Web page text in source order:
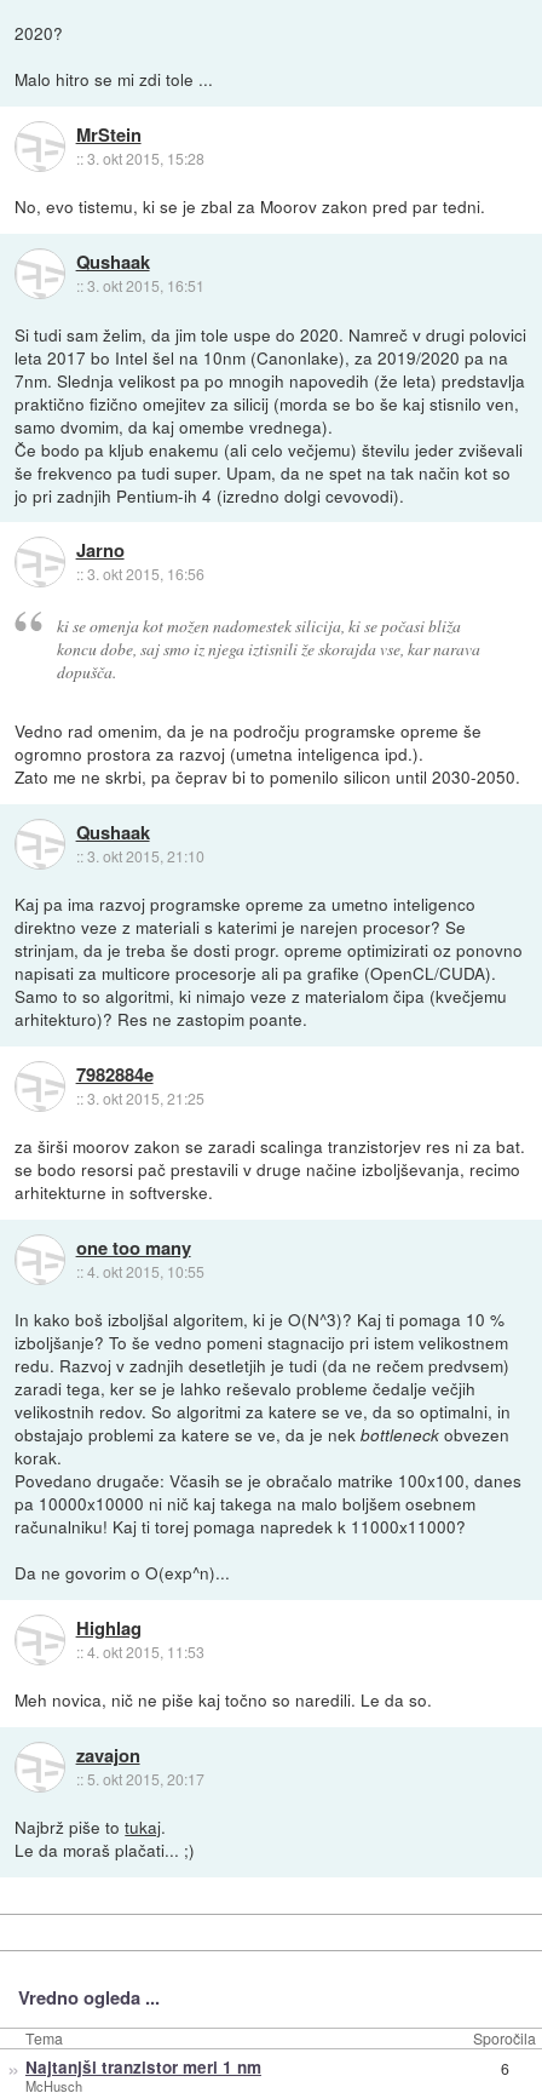
2020?
Malo hitro se mi zdi tole ...
MrStein
::3. okt 2015, 15:28
No, evo tistemu, ki se je zbal za Moorov zakon pred par tedni.
Qushaak
::3. okt 2015, 16:51
Si tudi sam želim, da jim tole uspe do 2020. Namreč v drugi polovici
leta 2017 bo Intel šel na 10nm (Canonlake), za 2019/2020 pa na
7nm. Slednja velikost pa po mnogih napovedih (že leta) predstavlja
praktično fizično omejitev za silicij (morda se bo še kaj stisnilo ven,
samo dvomim, da kaj omembe vrednega).
Če bodo pa kljub enakemu (ali celo večjemu) številu jeder zviševali
še frekvenco pa tudi super. Upam, da ne spet na tak način kot so
jo pri zadnjih Pentium-ih 4 (izredno dolgi cevovodi).
Jarno
::3. okt 2015, 16:56
ki se omenja kot možen nadomestek silicija, ki se počasi bliža
koncu dobe, saj smo iz njega iztisnili že skorajda vse, kar narava
dopušča.
Vedno rad omenim, da je na področju programske opreme še
ogromno prostora za razvoj (umetna inteligenca ipd.).
Zato me ne skrbi, pa čeprav bi to pomenilo silicon until 2030-2050.
Qushaak
::3. okt 2015, 21:10
Kaj pa ima razvoj programske opreme za umetno inteligenco
direktno veze z materiali s katerimi je narejen procesor? Se
strinjam, da je treba še dosti progr. opreme optimizirati oz ponovno
napisati za multicore procesorje ali pa grafike (OpenCL/CUDA).
Samo to so algoritmi, ki nimajo veze z materialom čipa (kvečjemu
arhitekturo)? Res ne zastopim poante.
7982884e
::3. okt 2015, 21:25
za širši moorov zakon se zaradi scalinga tranzistorjev res ni za bat.
se bodo resorsi pač prestavili v druge načine izboljševanja, recimo
arhitekturne in softverske.
one too many
::4. okt 2015, 10:55
In kako boš izboljšal algoritem, ki je O(N^3)? Kaj ti pomaga 10 %
izboljšanje? To še vedno pomeni stagnacijo pri istem velikostnem
redu. Razvoj v zadnjih desetletjih je tudi (da ne rečem predvsem)
zaradi tega, ker se je lahko reševalo probleme čedalje večjih
velikostnih redov. So algoritmi za katere se ve, da so optimalni, in
obstajajo problemi za katere se ve, da je nekbottleneck obvezen
korak.
Povedano drugače: Včasih se je obračalo matrike 100x100, danes
pa 10000x10000 ni nič kaj takega na malo boljšem osebnem
računalniku! Kaj ti torej pomaga napredek k 11000x11000?
Da ne govorim o O(exp^n)...
Highlag
::4. okt 2015, 11:53
Meh novica, nič ne piše kaj točno so naredili. Le da so.
zavajon
:: 5. okt 2015, 20:17
Najbrž piše totukaj.
Le da moraš plačati... ;)
Vredno ogleda ...
Tema Sporočila
» Najtanjši tranzistor meri 1 nm
McHusch
6